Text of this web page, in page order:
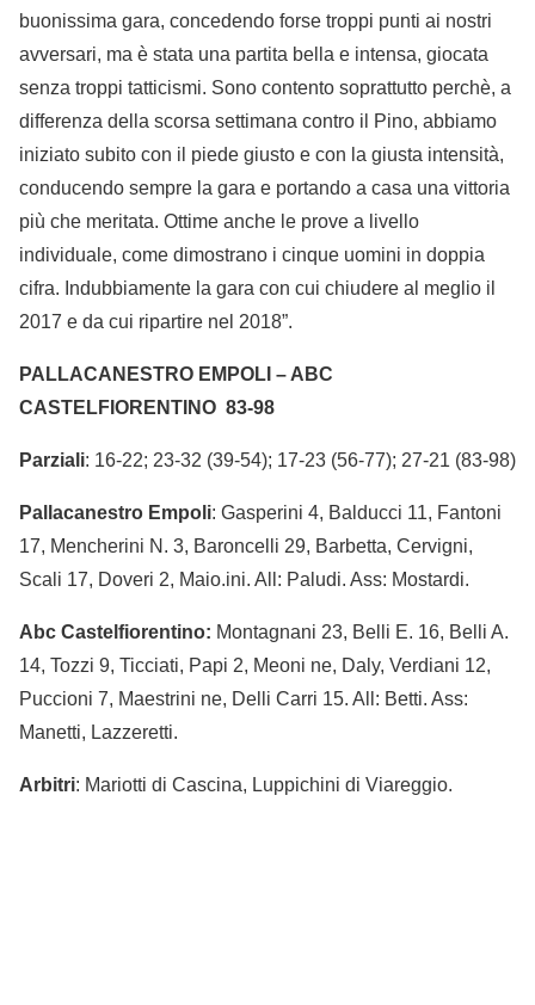
buonissima gara, concedendo forse troppi punti ai nostri
avversari, ma è stata una partita bella e intensa, giocata
senza troppi tatticismi. Sono contento soprattutto perchè, a
differenza della scorsa settimana contro il Pino, abbiamo
iniziato subito con il piede giusto e con la giusta intensità,
conducendo sempre la gara e portando a casa una vittoria
più che meritata. Ottime anche le prove a livello
individuale, come dimostrano i cinque uomini in doppia
cifra. Indubbiamente la gara con cui chiudere al meglio il
2017 e da cui ripartire nel 2018”.
PALLACANESTRO EMPOLI – ABC
CASTELFIORENTINO 83-98
Parziali: 16-22; 23-32 (39-54); 17-23 (56-77); 27-21 (83-98)
Pallacanestro Empoli: Gasperini 4, Balducci 11, Fantoni
17, Mencherini N. 3, Baroncelli 29, Barbetta, Cervigni,
Scali 17, Doveri 2, Maio.ini. All: Paludi. Ass: Mostardi.
Abc Castelfiorentino: Montagnani 23, Belli E. 16, Belli A.
14, Tozzi 9, Ticciati, Papi 2, Meoni ne, Daly, Verdiani 12,
Puccioni 7, Maestrini ne, Delli Carri 15. All: Betti. Ass:
Manetti, Lazzeretti.
Arbitri: Mariotti di Cascina, Luppichini di Viareggio.